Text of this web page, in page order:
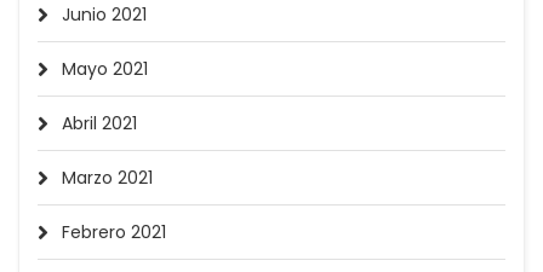
Junio 2021
Mayo 2021
Abril 2021
Marzo 2021
Febrero 2021